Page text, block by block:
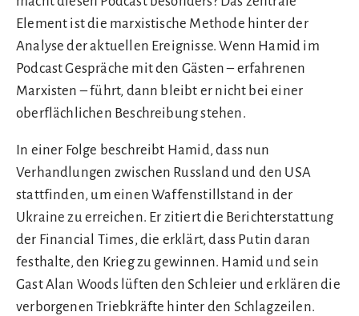
Element ist die marxistische Methode hinter der
Analyse der aktuellen Ereignisse. Wenn Hamid im
Podcast Gespräche mit den Gästen – erfahrenen
Marxisten – führt, dann bleibt er nicht bei einer
oberflächlichen Beschreibung stehen.
In einer Folge beschreibt Hamid, dass nun
Verhandlungen zwischen Russland und den USA
stattfinden, um einen Waffenstillstand in der
Ukraine zu erreichen. Er zitiert die Berichterstattung
der Financial Times, die erklärt, dass Putin daran
festhalte, den Krieg zu gewinnen. Hamid und sein
Gast Alan Woods lüften den Schleier und erklären die
verborgenen Triebkräfte hinter den Schlagzeilen.